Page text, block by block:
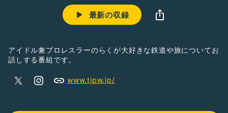
最新の収録
アイドル兼プロレスラーのらくが大好きな鉄道や旅についてお
話しする番組です。
www.tjpw.jp/